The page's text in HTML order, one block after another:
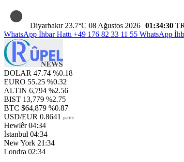
Diyarbakır 23.7°C 08 Ağustos 2026 01:34:31 TR
WhatsApp İhbar Hattı +49 176 82 33 11 55 WhatsApp
DOLAR 47.74 %0.18
EURO 55.25 %0.32
ALTIN 6,794 %2.56
BIST 13,779 %2.75
BTC $64,879 %0.87
USD/EUR 0.8641 parite
Hewlêr 04:34
İstanbul 04:34
New York 21:34
Londra 02:34